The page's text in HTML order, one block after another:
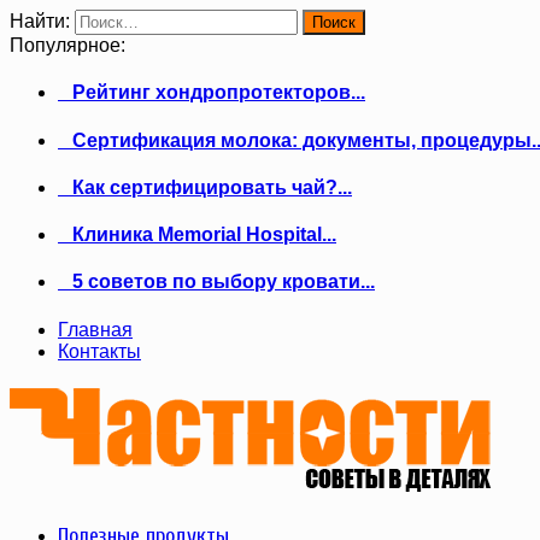
Найти:
Популярное:
Рейтинг хондропротекторов...
Сертификация молока: документы,
Как сертифицировать чай?...
Клиника Memorial Hospital...
5 советов по выбору кровати...
Главная
Контакты